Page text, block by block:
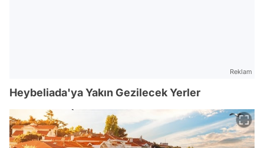
Reklam
Heybeliada'ya Yakın Gezilecek Yerler